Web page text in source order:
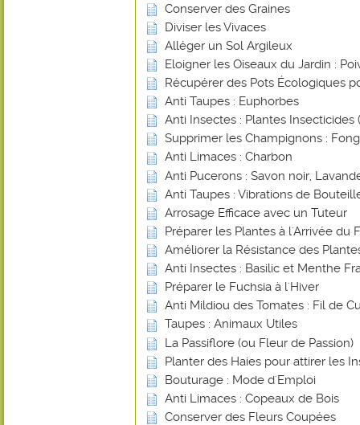
Conserver des Graines
Diviser les Vivaces
Alléger un Sol Argileux
Eloigner les Oiseaux du Jardin :
Récupérer des Pots Écologiques
Anti Taupes : Euphorbes
Anti Insectes : Plantes Insecticides
Supprimer les Champignons :
Anti Limaces : Charbon
Anti Pucerons : Savon noir,
Anti Taupes : Vibrations de
Arrosage Efficace avec un Tuteur
Préparer les Plantes à l'Arrivée du
Améliorer la Résistance des
Anti Insectes : Basilic et Menthe
Préparer le Fuchsia à l'Hiver
Anti Mildiou des Tomates : Fil de
Taupes : Animaux Utiles
La Passiflore (ou Fleur de Passion)
Planter des Haies pour attirer les
Bouturage : Mode d'Emploi
Anti Limaces : Copeaux de Bois
Conserver des Fleurs Coupées